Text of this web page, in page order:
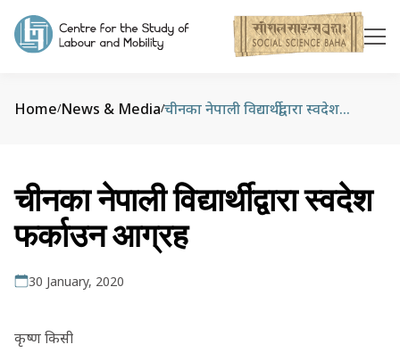
Home/News & Media/ चीनका नेपाली विद्यार्थीद्वारा स्वदेश फर्काउन आग्रह
चीनका नेपाली विद्यार्थीद्वारा स्वदेश
फर्काउन आग्रह
30 January, 2020
कृष्ण किसी